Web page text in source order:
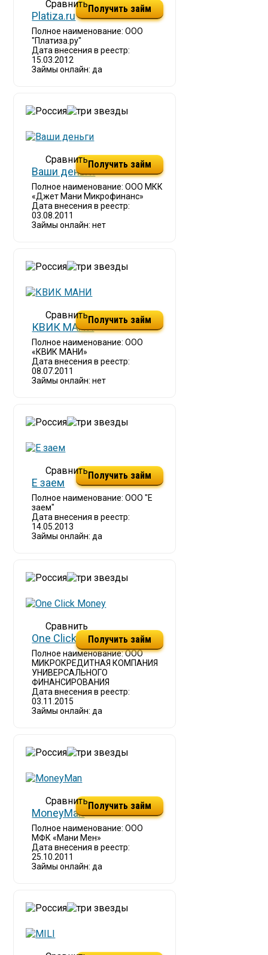
Platiza.ru
Полное наименование: ООО
"Платиза.ру"
Дата внесения в реестр:
15.03.2012
Займы онлайн: да
Получить займ
Ваши деньги
Полное наименование: ООО МКК
«Джет Мани Микрофинанс»
Дата внесения в реестр:
03.08.2011
Займы онлайн: нет
Получить займ
КВИК МАНИ
Полное наименование: ООО
«КВИК МАНИ»
Дата внесения в реестр:
08.07.2011
Займы онлайн: нет
Получить займ
Е заем
Полное наименование: ООО "Е
заем"
Дата внесения в реестр:
14.05.2013
Займы онлайн: да
Получить займ
One Click Money
Полное наименование: ООО
МИКРОКРЕДИТНАЯ КОМПАНИЯ
УНИВЕРСАЛЬНОГО
ФИНАНСИРОВАНИЯ
Дата внесения в реестр:
03.11.2015
Займы онлайн: да
Получить займ
MoneyMan
Полное наименование: ООО
МФК «Мани Мен»
Дата внесения в реестр:
25.10.2011
Займы онлайн: да
Получить займ